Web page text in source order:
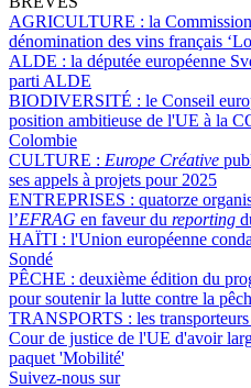
AGRICULTURE : la
dénomination des vins français
ALDE : la députée européenne
parti ALDE
BIODIVERSITÉ : le Conseil
position ambitieuse de l'UE à la
Colombie
CULTURE : Europe Créative
ses appels à projets pour 2025
ENTREPRISES : quatorze
l’EFRAG en faveur du reporting
HAÏTI : l'Union européenne
Sondé
PÊCHE : deuxième édition du
pour soutenir la lutte contre la
TRANSPORTS : les
Cour de justice de l'UE d'avoir
paquet 'Mobilité'
Suivez-nous sur